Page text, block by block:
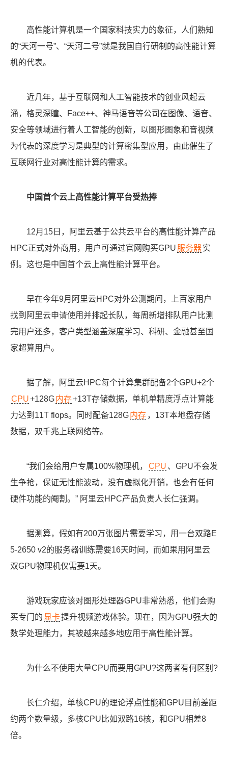
高性能计算机是一个国家科技实力的象征，人们熟知
的“天河一号”、“天河二号”就是我国自行研制的高性能计算
机的代表。
近几年，基于互联网和人工智能技术的创业风起云
涌，格灵深瞳、Face++、神马语音等公司在图像、语音、
安全等领域进行着人工智能的创新，以图形图象和音视频
为代表的深度学习是典型的计算密集型应用，由此催生了
互联网行业对高性能计算的需求。
中国首个云上高性能计算平台受热捧
12月15日，阿里云基于公共云平台的高性能计算产品
HPC正式对外商用，用户可通过官网购买GPU 服务器实
例。这也是中国首个云上高性能计算平台。
早在今年9月阿里云HPC对外公测期间，上百家用户
找到阿里云申请使用并排起长队，每周新增排队用户比测
完用户还多，客户类型涵盖深度学习、科研、金融甚至国
家超算用户。
据了解，阿里云HPC每个计算集群配备2个GPU+2个
CPU+128G内存+13T存储数据，单机单精度浮点计算能
力达到11T flops。同时配备128G内存 ，13T本地盘存储
数据，双千兆上联网络等。
“我们会给用户专属100%物理机， CPU 、GPU不会发
生争抢，保证无性能波动，没有虚拟化开销，也会有任何
硬件功能的阉割。” 阿里云HPC产品负责人长仁强调。
据测算，假如有200万张图片需要学习，用一台双路E
5-2650 v2的服务器训练需要16天时间，而如果用阿里云
双GPU物理机仅需要1天。
游戏玩家应该对图形处理器GPU非常熟悉，他们会购
买专门的 显卡提升视频游戏体验。现在，因为GPU强大的
数学处理能力，其被越来越多地应用于高性能计算。
为什么不使用大量CPU而要用GPU?这两者有何区别?
长仁介绍，单核CPU的理论浮点性能和GPU目前差距
约两个数量级，多核CPU比如双路16核，和GPU相差8
倍。